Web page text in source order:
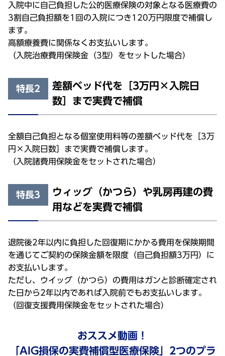
入院中に自己負担した公的医療保険の対象となる医療費の
3割自己負担額を1回の入院につき120万円限度で補償し
ます。
高額療養費に関係なくお支払いします。
（入院治療費用保険金（3型）をセットした場合）
特長2
差額ベッド代を［3万円×入院日
数］まで実費で補償
全額自己負担となる個室使用料等の差額ベッド代を［3万
円×入院日数］まで実費で補償します。
（入院諸費用保険金をセットされた場合）
特長3
ウィッグ（かつら）や乳房再建の費
用などを実費で補償
退院後2年以内に負担した回復期にかかる費用を保険期間
を通じてご契約の保険金額を限度（自己負担額3万円）に
お支払いします。
ただし、ウイッグ（かつら）の費用はガンと診断確定され
た日から2年以内であれば入院前でもお支払いします。
（回復支援費用保険金をセットされた場合）
おススメ動画！
「AIG損保の実費補償型医療保険」2つのプラ